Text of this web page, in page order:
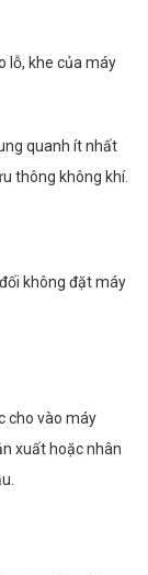
lỗ, khe của máy
quanh ít nhất
thông không khí.
không đặt máy
cho vào máy
xuất hoặc nhân